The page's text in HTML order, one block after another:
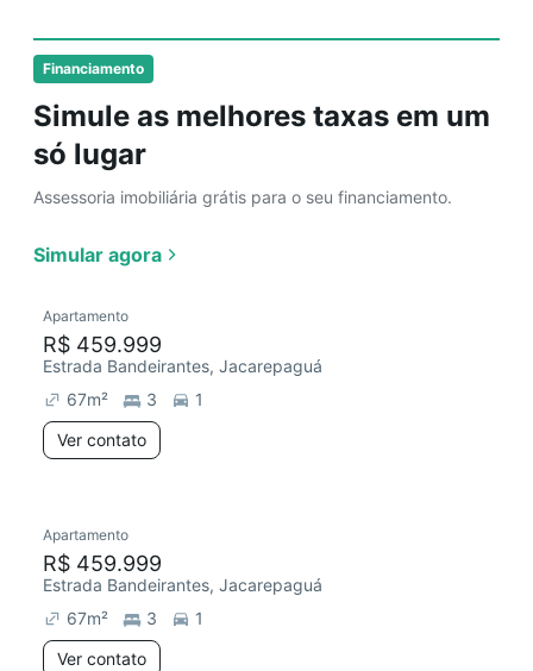
Financiamento
Simule as melhores taxas em um
só lugar
Assessoria imobiliária grátis para o seu financiamento.
Simular agora
Apartamento
R$ 459.999
Estrada Bandeirantes, Jacarepaguá
67m² 3
1
Ver contato
Apartamento
R$ 459.999
Estrada Bandeirantes, Jacarepaguá
67m² 3
1
Ver contato